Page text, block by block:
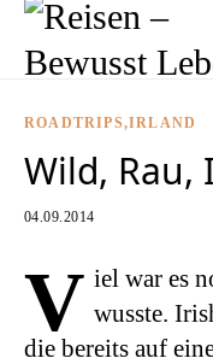
ROADTRIPS IRLAND
Wild, Rau,
04.09.2014
V iel war es
wusste.
die bereits auf